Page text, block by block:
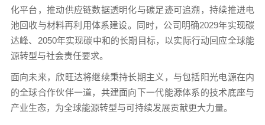
化平台，推动供应链数据透明化与碳足迹可追溯，持续推进电
池回收与材料再利用体系建设。同时，公司明确2029年实现碳
达峰、2050年实现碳中和的长期目标，以实际行动回应全球能
源转型与社会责任要求。
面向未来，欣旺达将继续秉持长期主义，与包括阳光电源在内
的全球合作伙伴一道，共建面向下一代能源体系的技术底座与
产业生态，为全球能源转型与可持续发展贡献更大力量。